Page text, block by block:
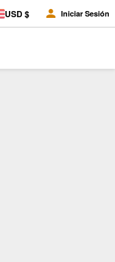
USD $ Iniciar Sesión